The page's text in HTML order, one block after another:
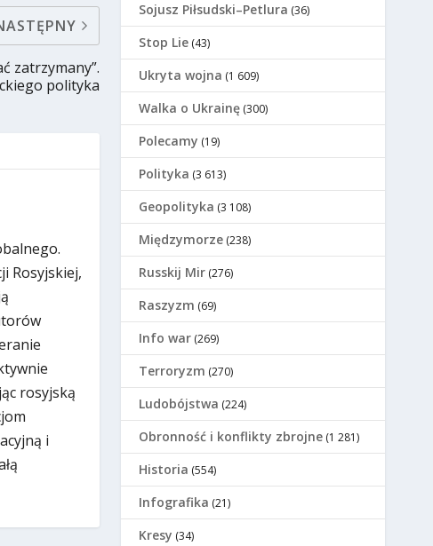
zatrzymany”.
polityka
Rosyjskiej,
rosyjską
i
Sojusz Piłsudski–Petlura (36)
Stop Lie (43)
Ukryta wojna (1 609)
Walka o Ukrainę (300)
Polecamy (19)
Polityka (3 613)
Geopolityka (3 108)
Międzymorze (238)
Russkij Mir (276)
Raszyzm (69)
Info war (269)
Terroryzm (270)
Ludobójstwa (224)
Оbronność i konflikty zbrojne (1 281)
Historia (554)
Infografika (21)
Kresy (34)